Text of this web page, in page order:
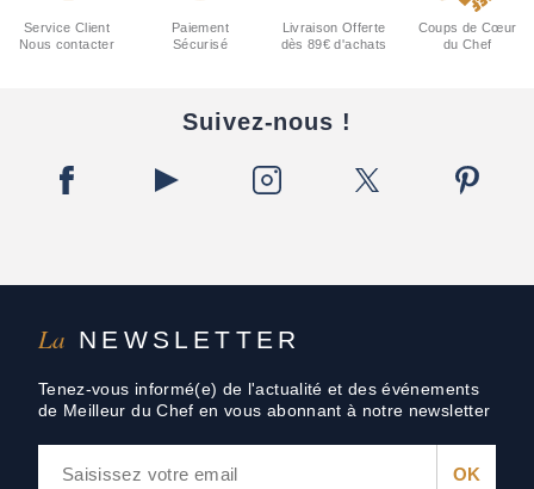
La NEWSLETTER
Tenez-vous informé(e) de l'actualité et des événements
de Meilleur du Chef en vous abonnant à notre newsletter
Service Client
Nous contacter
Paiement
Sécurisé
Livraison Offerte
dès 89€ d'achats
Coups de Cœur
du Chef
Suivez-nous !